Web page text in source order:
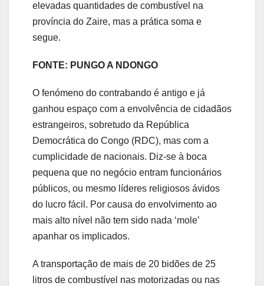
elevadas quantidades de combustível na
província do Zaire, mas a prática soma e
segue.
FONTE: PUNGO A NDONGO
O fenómeno do contrabando é antigo e já
ganhou espaço com a envolvência de cidadãos
estrangeiros, sobretudo da República
Democrática do Congo (RDC), mas com a
cumplicidade de nacionais. Diz-se à boca
pequena que no negócio entram funcionários
públicos, ou mesmo líderes religiosos ávidos
do lucro fácil. Por causa do envolvimento ao
mais alto nível não tem sido nada ‘mole’
apanhar os implicados.
A transportação de mais de 20 bidões de 25
litros de combustível nas motorizadas ou nas